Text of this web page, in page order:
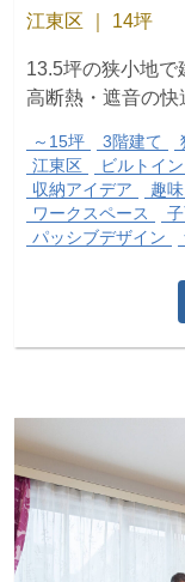
江東区 ｜ 14坪
13.5坪の狭小地で
高断熱・遮音の快
～15坪 3階建て
江東区
ビルトイ
収納アイデア
趣
ワークスペース
パッシブデザイン